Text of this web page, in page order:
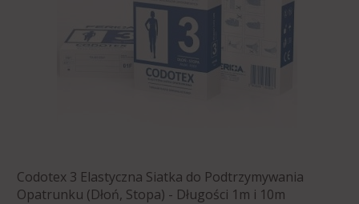
Codotex 3 Elastyczna Siatka do Podtrzymywania
Opatrunku (Dłoń, Stopa) - Długości 1m i 10m